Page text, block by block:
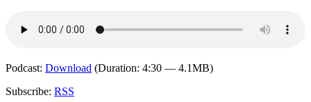
Podcast: Download (Duration: 4:30 — 4.1MB)
Subscribe: RSS